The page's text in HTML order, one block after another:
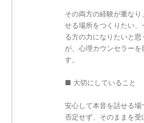
その両方の経験が重な
せる場所をつくりたい
る方の力になりたいと思
が、心理カウンセラー
す。
■ 大切にしていること
安心して本音を話せる場
否定せず、そのままを受